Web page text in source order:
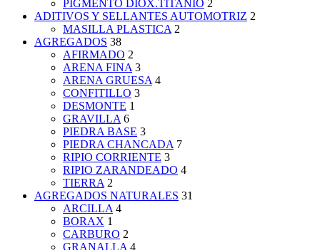
PIGMENTO DIOX.TITANIO 2
ADITIVOS Y SELLANTES AUTOMOTRIZ 2
MASILLA PLASTICA 2
AGREGADOS 38
AFIRMADO 2
ARENA FINA 3
ARENA GRUESA 4
CONFITILLO 3
DESMONTE 1
GRAVILLA 6
PIEDRA BASE 3
PIEDRA CHANCADA 7
RIPIO CORRIENTE 3
RIPIO ZARANDEADO 4
TIERRA 2
AGREGADOS NATURALES 31
ARCILLA 4
BORAX 1
CARBURO 2
GRANALLA 4